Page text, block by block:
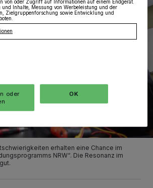
erhalten eine Chance im
NRW“. Die Resonanz im
von oder Zugriff auf Informationen auf einem Endgerät.
und Inhalte, Messung von Werbeleistung und der
Zielgruppenforschung sowie Entwicklung und
oder
OK